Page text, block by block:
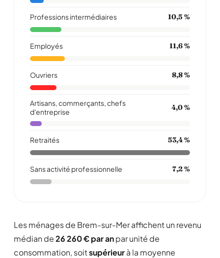
Professions intermédiaires 10,5 %
Employés 11,6 %
Ouvriers 8,8 %
Artisans, commerçants, chefs
d'entreprise
4,0 %
Retraités 53,4 %
Sans activité professionnelle 7,2 %
Les ménages de Brem-sur-Mer affichent un revenu
médian de26 260 € par anpar unité de
consommation, soitsupérieurà la moyenne